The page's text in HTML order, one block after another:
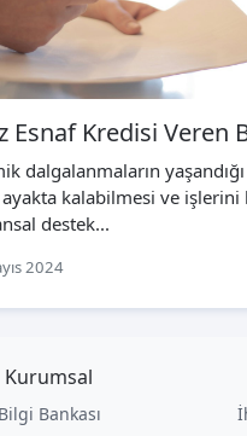
Esnaf Kredisi Veren
dalgalanmaların
ayakta kalabilmesi ve
destek...
2024
Kurumsal
Bilgi Bankası